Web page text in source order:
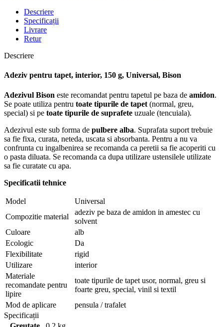
Descriere
Specificații
Livrare
Retur
Descriere
Adeziv pentru tapet, interior, 150 g, Universal, Bison
Adezivul Bison este recomandat pentru tapetul pe baza de amidon.
Se poate utiliza pentru toate tipurile de tapet (normal, greu,
special) si pe toate tipurile de suprafete uzuale (tencuiala).
Adezivul este sub forma de pulbere alba. Suprafata suport trebuie
sa fie fixa, curata, neteda, uscata si absorbanta. Pentru a nu va
confrunta cu ingalbenirea se recomanda ca peretii sa fie acoperiti cu
o pasta diluata. Se recomanda ca dupa utilizare ustensilele utilizate
sa fie curatate cu apa.
Specificatii tehnice
Model
Universal
Compozitie material
adeziv pe baza de amidon in amestec cu
solvent
Culoare
alb
Ecologic
Da
Flexibilitate
rigid
Utilizare
interior
Materiale
recomandate pentru
lipire
toate tipurile de tapet usor, normal, greu si
foarte greu, special, vinil si textil
Mod de aplicare
pensula / trafalet
Specificații